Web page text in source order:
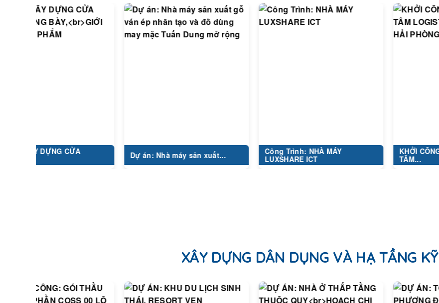
DỰNG CỬA Dự án: Nhà máy sản xuất...
Công Trình: NHÀ MÁY
LUXSHARE ICT
KHỞI CÔNG DỰ
XÂY DỰNG DÂN DỤNG VÀ HẠ TẦNG